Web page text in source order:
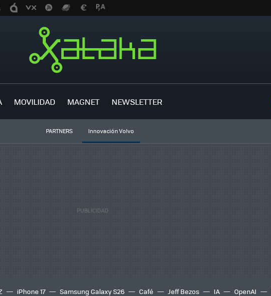
MOVILIDAD MAGNET NEWSLETTER
PARTNERS Innovación Volvo
iPhone 17 Samsung Galaxy S26 Café Jeff Bezos IA OpenAI